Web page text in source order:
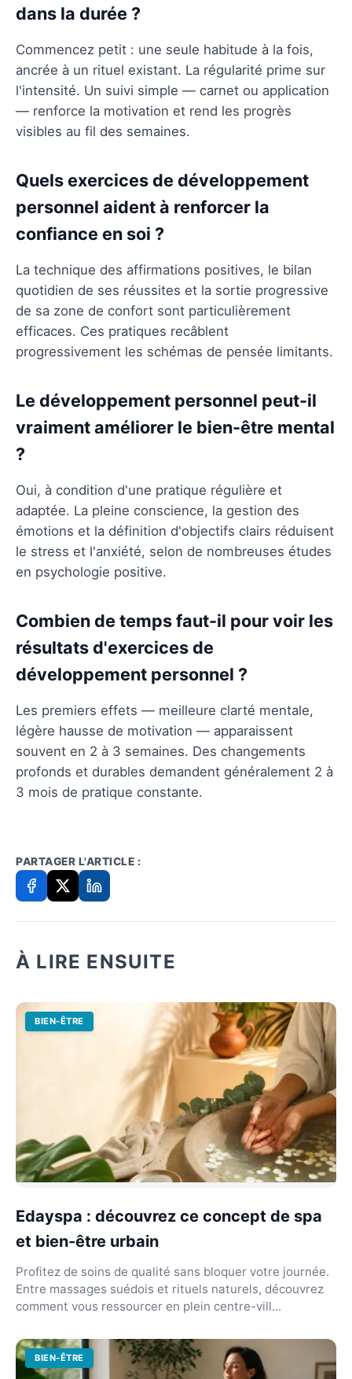
dans la durée ?
Commencez petit : une seule habitude à la fois,
ancrée à un rituel existant. La régularité prime sur
l'intensité. Un suivi simple — carnet ou application
— renforce la motivation et rend les progrès
visibles au fil des semaines.
Quels exercices de développement
personnel aident à renforcer la
confiance en soi ?
La technique des affirmations positives, le bilan
quotidien de ses réussites et la sortie progressive
de sa zone de confort sont particulièrement
efficaces. Ces pratiques recâblent
progressivement les schémas de pensée limitants.
Le développement personnel peut-il
vraiment améliorer le bien-être mental
?
Oui, à condition d'une pratique régulière et
adaptée. La pleine conscience, la gestion des
émotions et la définition d'objectifs clairs réduisent
le stress et l'anxiété, selon de nombreuses études
en psychologie positive.
Combien de temps faut-il pour voir les
résultats d'exercices de
développement personnel ?
Les premiers effets — meilleure clarté mentale,
légère hausse de motivation — apparaissent
souvent en 2 à 3 semaines. Des changements
profonds et durables demandent généralement 2 à
3 mois de pratique constante.
PARTAGER L'ARTICLE :
À LIRE ENSUITE
BIEN-ÊTRE
Edayspa : découvrez ce concept de spa
et bien-être urbain
Profitez de soins de qualité sans bloquer votre journée.
Entre massages suédois et rituels naturels, découvrez
comment vous ressourcer en plein centre-vill...
BIEN-ÊTRE